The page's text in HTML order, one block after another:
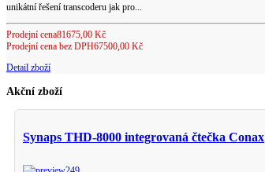
unikátní řešení transcoderu jak pro...
Prodejní cena81675,00 Kč
Prodejní cena bez DPH67500,00 Kč
Detail zboží
Akční zboží
Synaps THD-8000 integrovaná čtečka Conax